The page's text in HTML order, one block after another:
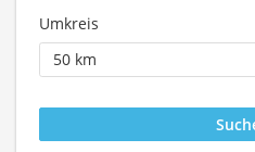
Umkreis